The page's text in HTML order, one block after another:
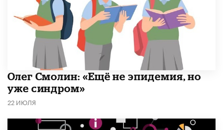
​Олег Смолин: «Ещё не эпидемия, но
уже синдром»
22 ИЮЛЯ